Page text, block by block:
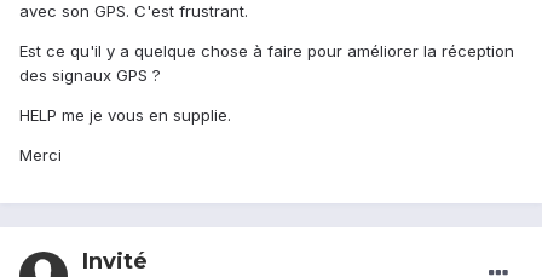
avec son GPS. C'est frustrant.
Est ce qu'il y a quelque chose à faire pour améliorer la réception
des signaux GPS ?
HELP me je vous en supplie.
Merci
Invité